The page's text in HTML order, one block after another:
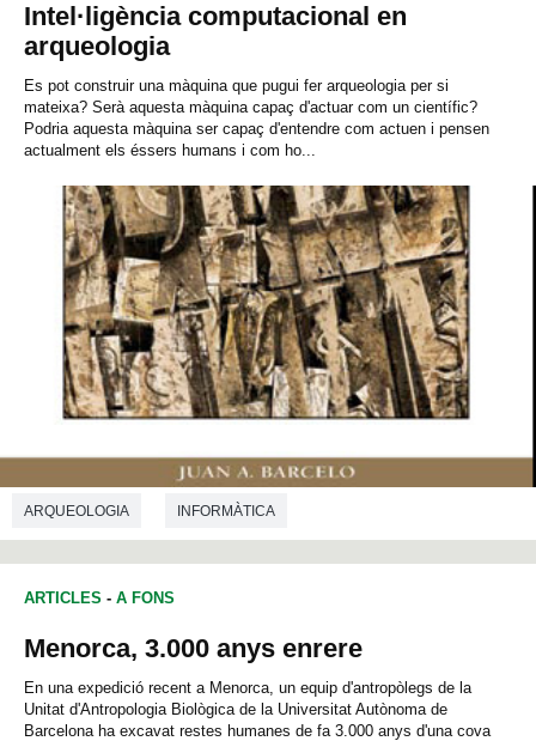
Intel·ligència computacional en
arqueologia
Es pot construir una màquina que pugui fer arqueologia per si
mateixa? Serà aquesta màquina capaç d'actuar com un científic?
Podria aquesta màquina ser capaç d'entendre com actuen i pensen
actualment els éssers humans i com ho...
ARQUEOLOGIA INFORMÀTICA
ARTICLES - A FONS
Menorca, 3.000 anys enrere
En una expedició recent a Menorca, un equip d'antropòlegs de la
Unitat d'Antropologia Biològica de la Universitat Autònoma de
Barcelona ha excavat restes humanes de fa 3.000 anys d'una cova